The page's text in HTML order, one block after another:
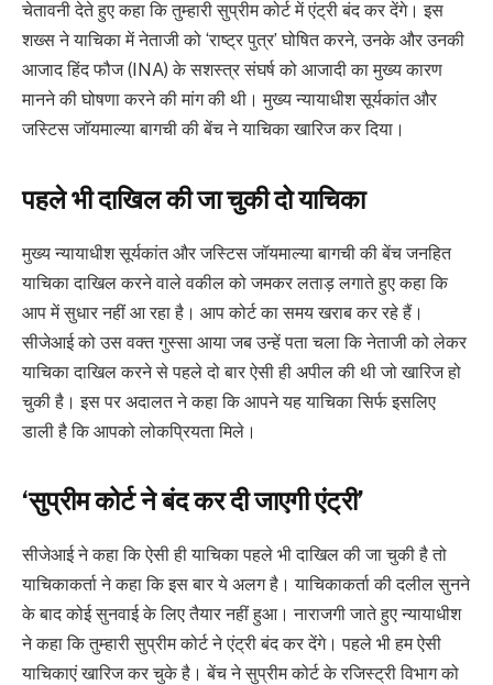
चेतावनी देते हुए कहा कि तुम्हारी सुप्रीम कोर्ट में एंट्री बंद कर देंगे। इस
शख्स ने याचिका में नेताजी को ‘राष्ट्र पुत्र’ घोषित करने, उनके और उनकी
आजाद हिंद फौज (INA) के सशस्त्र संघर्ष को आजादी का मुख्य कारण
मानने की घोषणा करने की मांग की थी। मुख्य न्यायाधीश सूर्यकांत और
जस्टिस जॉयमाल्या बागची की बेंच ने याचिका खारिज कर दिया।
पहले भी दाखिल की जा चुकी दो याचिका
मुख्य न्यायाधीश सूर्यकांत और जस्टिस जॉयमाल्या बागची की बेंच जनहित
याचिका दाखिल करने वाले वकील को जमकर लताड़ लगाते हुए कहा कि
आप में सुधार नहीं आ रहा है। आप कोर्ट का समय खराब कर रहे हैं।
सीजेआई को उस वक्त गुस्सा आया जब उन्हें पता चला कि नेताजी को लेकर
याचिका दाखिल करने से पहले दो बार ऐसी ही अपील की थी जो खारिज हो
चुकी है। इस पर अदालत ने कहा कि आपने यह याचिका सिर्फ इसलिए
डाली है कि आपको लोकप्रियता मिले।
‘सुप्रीम कोर्ट ने बंद कर दी जाएगी एंट्री’
सीजेआई ने कहा कि ऐसी ही याचिका पहले भी दाखिल की जा चुकी है तो
याचिकाकर्ता ने कहा कि इस बार ये अलग है। याचिकाकर्ता की दलील सुनने
के बाद कोई सुनवाई के लिए तैयार नहीं हुआ। नाराजगी जाते हुए न्यायाधीश
ने कहा कि तुम्हारी सुप्रीम कोर्ट ने एंट्री बंद कर देंगे। पहले भी हम ऐसी
याचिकाएं खारिज कर चुके है। बेंच ने सुप्रीम कोर्ट के रजिस्ट्री विभाग को